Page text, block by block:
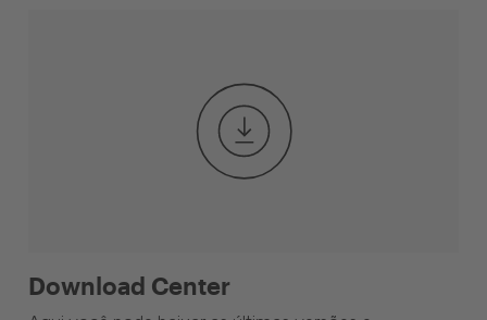
Download Center